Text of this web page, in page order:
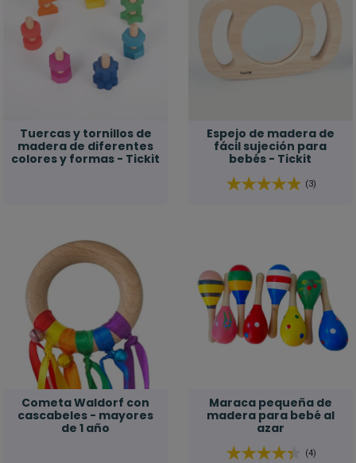
Tuercas y tornillos de
madera de diferentes
colores y formas - Tickit
Espejo de madera de
fácil sujeción para
bebés - Tickit
(3)
Cometa Waldorf con
cascabeles - mayores
de 1 año
Maraca pequeña de
madera para bebé al
azar
(4)